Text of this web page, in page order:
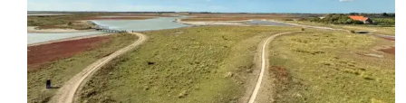
trinken
Praktisch
Forum